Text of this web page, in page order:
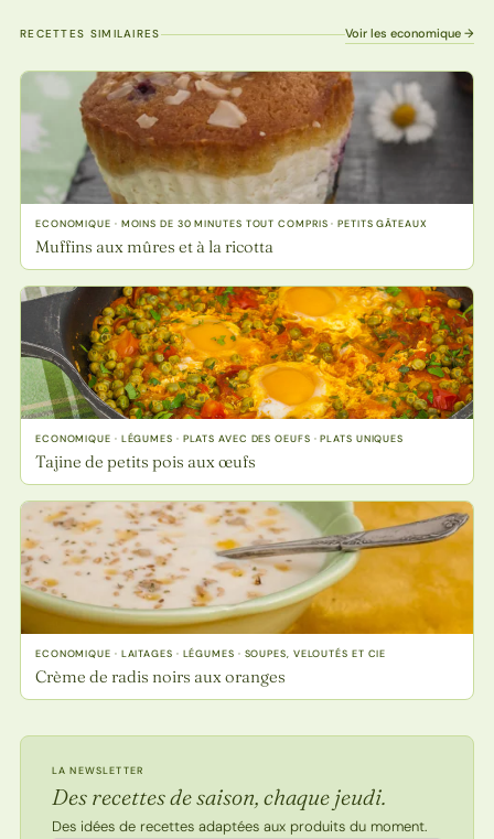
RECETTES SIMILAIRES Voir les economique →
ECONOMIQUE · MOINS DE 30 MINUTES TOUT COMPRIS · PETITS GÂTEAUX
Muffins aux mûres et à la ricotta
ECONOMIQUE · LÉGUMES · PLATS AVEC DES OEUFS · PLATS UNIQUES
Tajine de petits pois aux œufs
ECONOMIQUE · LAITAGES · LÉGUMES · SOUPES, VELOUTÉS ET CIE
Crème de radis noirs aux oranges
LA NEWSLETTER
Des recettes de saison, chaque jeudi.
Des idées de recettes adaptées aux produits du moment.